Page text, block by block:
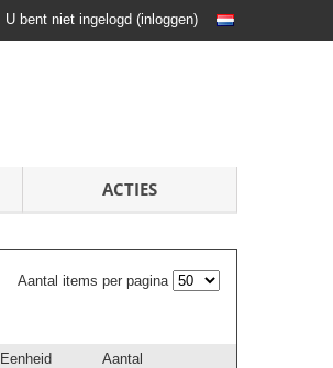
U bent niet ingelogd (inloggen)
ACTIES
Aantal items per pagina
Eenheid Aantal